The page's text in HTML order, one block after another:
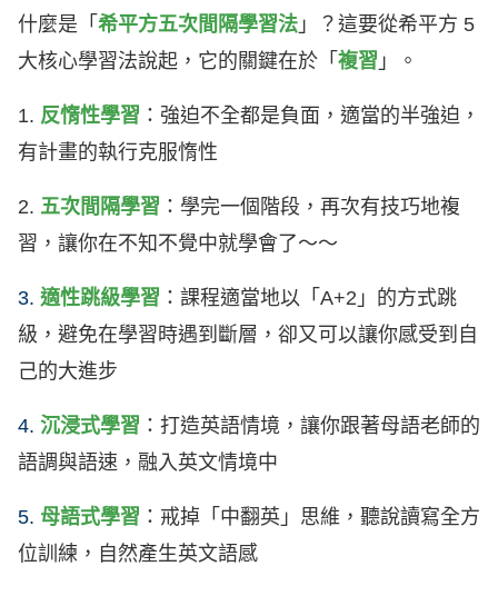
什麼是「 希平方五次間隔學習法 」？這要從希平方 5
大核心學習法說起，它的關鍵在於「 複習 」。
1. 反惰性學習 ：強迫不全都是負面，適當的半強迫，
有計畫的執行克服惰性
2. 五次間隔學習 ：學完一個階段，再次有技巧地複
習，讓你在不知不覺中就學會了～～
3. 適性跳級學習 ：課程適當地以「A+2」的方式跳
級，避免在學習時遇到斷層，卻又可以讓你感受到自
己的大進步
4. 沉浸式學習 ：打造英語情境，讓你跟著母語老師的
語調與語速，融入英文情境中
5. 母語式學習 ：戒掉「中翻英」思維，聽說讀寫全方
位訓練，自然產生英文語感